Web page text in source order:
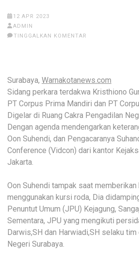
12 APR 2023
ADMIN
TINGGALKAN KOMENTAR
Surabaya, Warnakotanews.com
Sidang perkara terdakwa Kristhiono
PT Corpus Prima Mandiri dan PT
Digelar di Ruang Cakra Pengadilan
Dengan agenda mendengarkan
Oon Suhendi, dan Pengacaranya
Conference (Vidcon) dari kantor
Jakarta.
Oon Suhendi tampak saat
menggunakan kursi roda, Dia
Penuntut Umum (JPU) Kejagung,
Sementara, JPU yang mengikuti
Darwis,SH dan Harwiadi,SH selaku tim
Negeri Surabaya.